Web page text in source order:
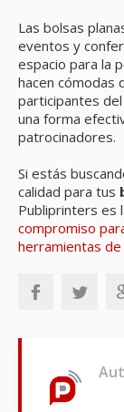
Las bolsas
eventos y
espacio para la
hacen cómodas
participantes
una forma
patrocinadores.
Si estás
calidad para tus
Publiprinters es
compromiso
herramientas